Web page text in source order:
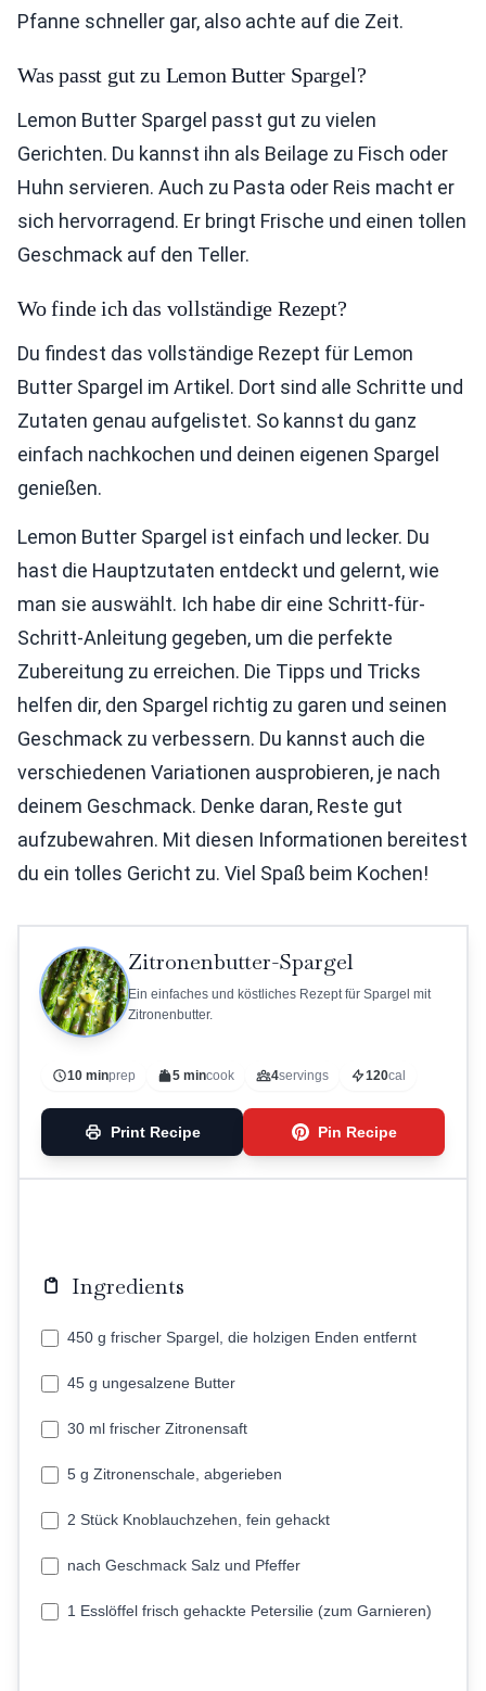
Pfanne schneller gar, also achte auf die Zeit.
Was passt gut zu Lemon Butter Spargel?
Lemon Butter Spargel passt gut zu vielen
Gerichten. Du kannst ihn als Beilage zu Fisch oder
Huhn servieren. Auch zu Pasta oder Reis macht er
sich hervorragend. Er bringt Frische und einen tollen
Geschmack auf den Teller.
Wo finde ich das vollständige Rezept?
Du findest das vollständige Rezept für Lemon
Butter Spargel im Artikel. Dort sind alle Schritte und
Zutaten genau aufgelistet. So kannst du ganz
einfach nachkochen und deinen eigenen Spargel
genießen.
Lemon Butter Spargel ist einfach und lecker. Du
hast die Hauptzutaten entdeckt und gelernt, wie
man sie auswählt. Ich habe dir eine Schritt-für-
Schritt-Anleitung gegeben, um die perfekte
Zubereitung zu erreichen. Die Tipps und Tricks
helfen dir, den Spargel richtig zu garen und seinen
Geschmack zu verbessern. Du kannst auch die
verschiedenen Variationen ausprobieren, je nach
deinem Geschmack. Denke daran, Reste gut
aufzubewahren. Mit diesen Informationen bereitest
du ein tolles Gericht zu. Viel Spaß beim Kochen!
Zitronenbutter-Spargel
Ein einfaches und köstliches Rezept für Spargel mit
Zitronenbutter.
10 minprep 5 mincook 4servings 120cal
Print Recipe Pin Recipe
Ingredients
450 g frischer Spargel, die holzigen Enden entfernt
45 g ungesalzene Butter
30 ml frischer Zitronensaft
5 g Zitronenschale, abgerieben
2 Stück Knoblauchzehen, fein gehackt
nach Geschmack Salz und Pfeffer
1 Esslöffel frisch gehackte Petersilie (zum Garnieren)